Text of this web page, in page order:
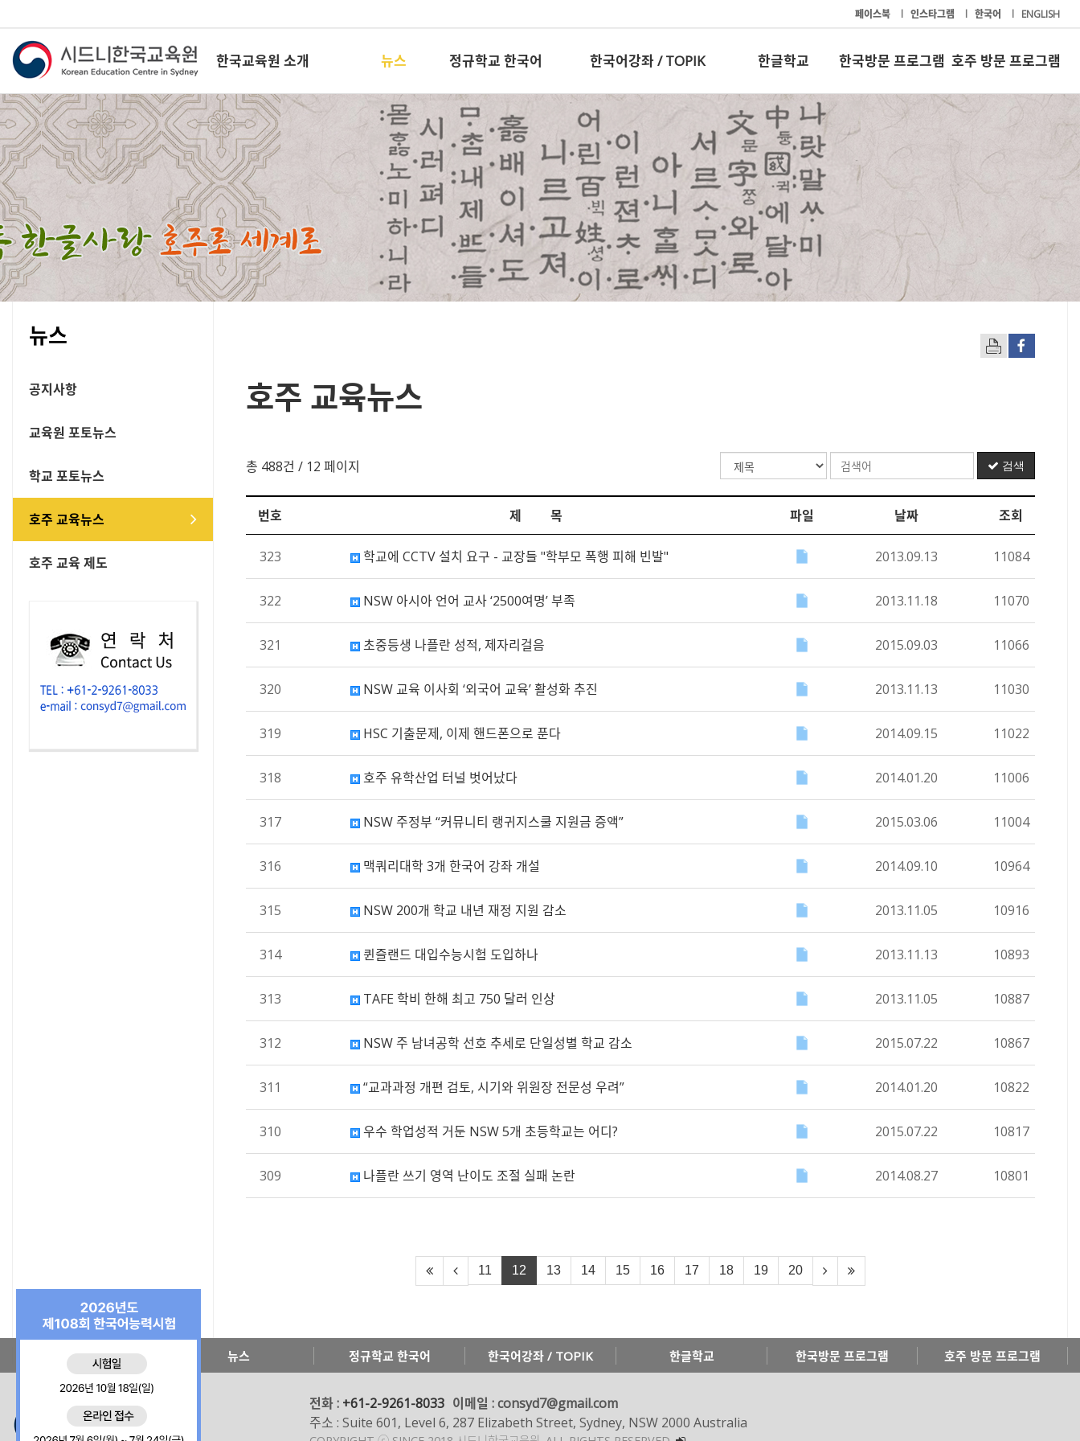
페이스북 l 인스타그램 l 한국어 l ENGLISH
한국교육원 소개 뉴스 정규학교 한국어 한국어강좌 / TOPIK 한글학교 한국방문 프로그램 호주 방문 프로그램
뉴스
공지사항
교육원 포토뉴스
학교 포토뉴스
호주 교육뉴스
호주 교육 제도
호주 교육뉴스
총 488건 / 12 페이지 검색
번호 제 목 파일 날짜 조회
323 학교에 CCTV 설치 요구 - 교장들 "학부모 폭행 피해 빈발" 2013.09.13 11084
322 NSW 아시아 언어 교사 ‘2500여명’ 부족 2013.11.18 11070
321 초중등생 나플란 성적, 제자리걸음 2015.09.03 11066
320 NSW 교육 이사회 ‘외국어 교육’ 활성화 추진 2013.11.13 11030
319 HSC 기출문제, 이제 핸드폰으로 푼다 2014.09.15 11022
318 호주 유학산업 터널 벗어났다 2014.01.20 11006
317 NSW 주정부 “커뮤니티 랭귀지스쿨 지원금 증액” 2015.03.06 11004
316 맥쿼리대학 3개 한국어 강좌 개설 2014.09.10 10964
315 NSW 200개 학교 내년 재정 지원 감소 2013.11.05 10916
314 퀸즐랜드 대입수능시험 도입하나 2013.11.13 10893
313 TAFE 학비 한해 최고 750 달러 인상 2013.11.05 10887
312 NSW 주 남녀공학 선호 추세로 단일성별 학교 감소 2015.07.22 10867
311 “교과과정 개편 검토, 시기와 위원장 전문성 우려” 2014.01.20 10822
310 우수 학업성적 거둔 NSW 5개 초등학교는 어디? 2015.07.22 10817
309 나플란 쓰기 영역 난이도 조절 실패 논란 2014.08.27 10801
11 12 13 14 15 16 17 18 19 20
한국교육원 소개 뉴스 정규학교 한국어 한국어강좌 / TOPIK 한글학교 한국방문 프로그램 호주 방문 프로그램
전화 : +61-2-9261-8033 이메일 : consyd7@gmail.com
주소 : Suite 601, Level 6, 287 Elizabeth Street, Sydney, NSW 2000 Australia